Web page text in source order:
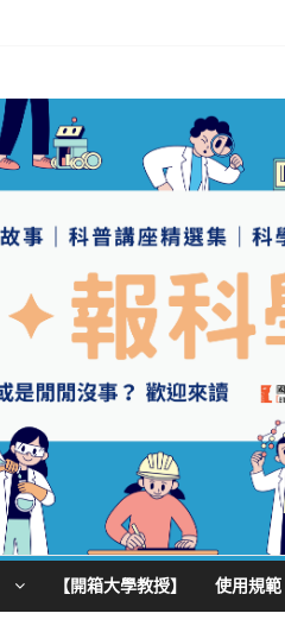
【開箱大學教授】 使用規範